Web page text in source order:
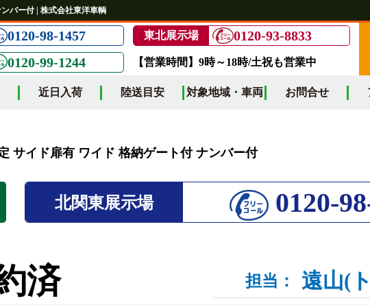
バー付 | 株式会社東洋車輌
0120-98-1457 東北展示場 0120-93-8833
0120-99-1244 【営業時間】9時～18時/土祝も営業中
近日入荷 陸送目安 対象地域・車両 お問合せ
サイド扉有 ワイド 格納ゲート付 ナンバー付
北関東展示場 0120-
済 担当： 遠山(